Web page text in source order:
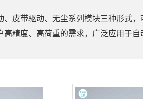
、皮带驱动、无尘系列模块三种形式
高精度、高荷重的需求，广泛应用于自